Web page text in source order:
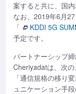
案すると共に、国
なお、2019年6月
「
KDDI 5G
予定です。
パートナーシップ
Cheriyadatは、次の
「通信規格の移り
ュニケーション手